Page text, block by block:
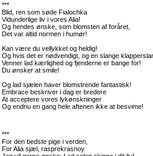
***
Blid, ren som søde Fialochka
Vidunderlige liv i vores Alia!
Og hendes ønske, som blomsten af ​​foråret,
Det var altid normen i humør!
Kan være du vellykket og heldig!
Og hvis det er nødvendigt, og en slange
Venner lad kærlighed og fjenderne er bange for!
Du ønsker at smile!
Og lad sjælen haver blomstrende fantastisk!
Embrace beskriver i dag er bredere
At acceptere vores lykønskninger
Og endnu en gang hele aftenen ikke at besvime!
***
For den bedste pige i verden,
For Alia sjæl, rasprekrasnoy